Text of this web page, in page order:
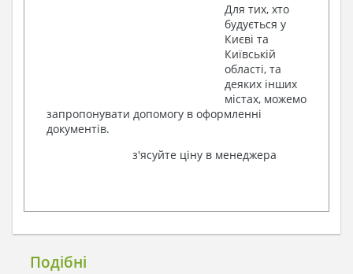
Для тих, хто
будується у
Києві та
Київській
області, та
деяких інших
містах, можемо
запропонувати допомогу в оформленні
документів.
з'ясуйте ціну в менеджера
Подібні